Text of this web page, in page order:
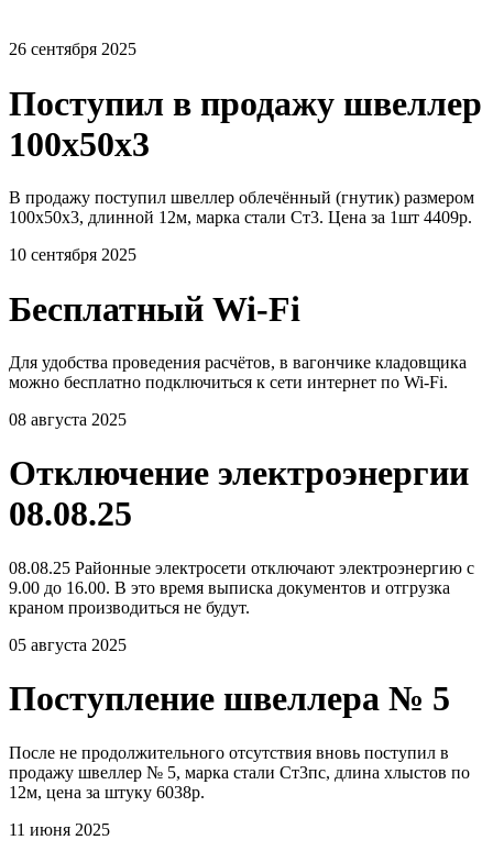
26 сентября 2025
Поступил в продажу швеллер
100х50х3
В продажу поступил швеллер облечённый (гнутик) размером
100х50х3, длинной 12м, марка стали Ст3. Цена за 1шт 4409р.
10 сентября 2025
Бесплатный Wi-Fi
Для удобства проведения расчётов, в вагончике кладовщика
можно бесплатно подключиться к сети интернет по Wi-Fi.
08 августа 2025
Отключение электроэнергии
08.08.25
08.08.25 Районные электросети отключают электроэнергию с
9.00 до 16.00. В это время выписка документов и отгрузка
краном производиться не будут.
05 августа 2025
Поступление швеллера № 5
После не продолжительного отсутствия вновь поступил в
продажу швеллер № 5, марка стали Ст3пс, длина хлыстов по
12м, цена за штуку 6038р.
11 июня 2025